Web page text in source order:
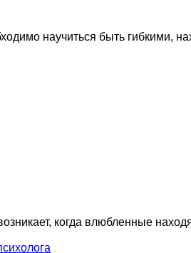
научиться быть гибкими,
когда влюбленные